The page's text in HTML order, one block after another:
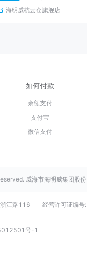
海明威杭云仓旗舰店
如何付款
余额支付
支付宝
微信支付
威海市海明威集团股份
江路116 经营许可证编号:
号-1